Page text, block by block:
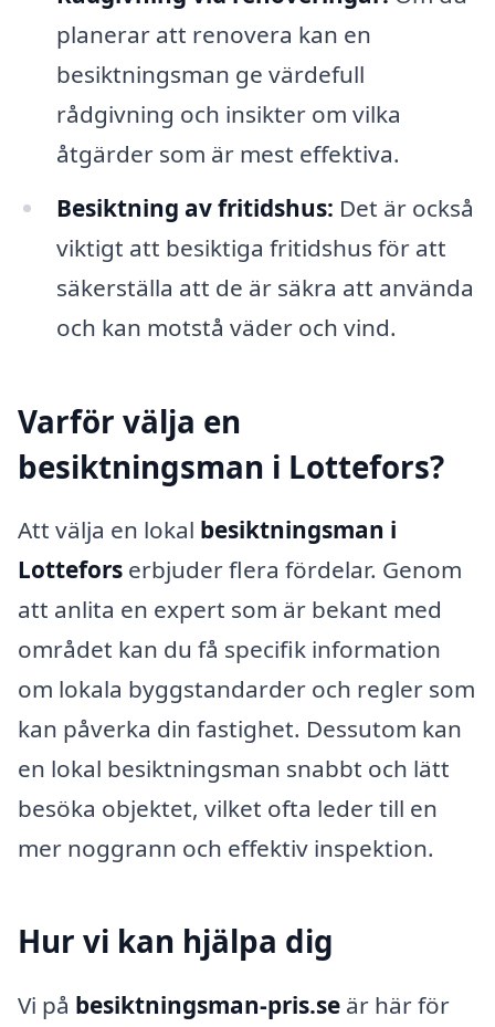
planerar att renovera kan en
besiktningsman ge värdefull
rådgivning och insikter om vilka
åtgärder som är mest effektiva.
Besiktning av fritidshus: Det är också
viktigt att besiktiga fritidshus för att
säkerställa att de är säkra att använda
och kan motstå väder och vind.
Varför välja en
besiktningsman i Lottefors?
Att välja en lokal besiktningsman i
Lottefors erbjuder flera fördelar. Genom
att anlita en expert som är bekant med
området kan du få specifik information
om lokala byggstandarder och regler som
kan påverka din fastighet. Dessutom kan
en lokal besiktningsman snabbt och lätt
besöka objektet, vilket ofta leder till en
mer noggrann och effektiv inspektion.
Hur vi kan hjälpa dig
Vi på besiktningsman-pris.se är här för